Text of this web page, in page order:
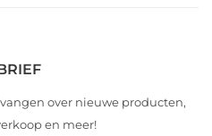
over nieuwe producten,
en meer!